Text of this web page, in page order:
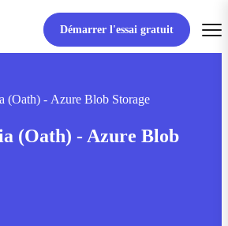
Démarrer l'essai gratuit
(Oath) - Azure Blob Storage
(Oath) - Azure Blob